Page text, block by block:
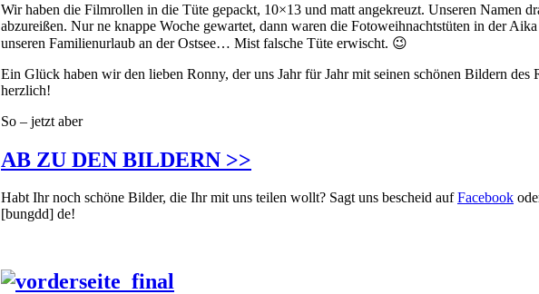
Wir haben die Filmrollen in die Tüte gepackt, 10×13 und matt angekreuzt. Unseren Namen
abzureißen. Nur ne knappe Woche gewartet, dann waren die Fotoweihnachtstüten in der
unseren Familienurlaub an der Ostsee… Mist falsche Tüte erwischt. 😉
Ein Glück haben wir den lieben Ronny, der uns Jahr für Jahr mit seinen schönen Bildern
herzlich!
So – jetzt aber
AB ZU DEN BILDERN >>
Habt Ihr noch schöne Bilder, die Ihr mit uns teilen wollt? Sagt uns bescheid aufFacebook
[bungdd] de!